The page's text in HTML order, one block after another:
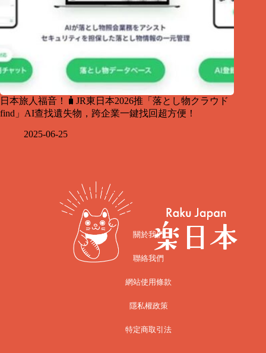
日本旅人福音！🧳JR東日本2026推「落とし物クラウド
find」AI查找遺失物，跨企業一鍵找回超方便！
2025-06-25
關於我們
聯絡我們
網站使用條款
隱私權政策
特定商取引法